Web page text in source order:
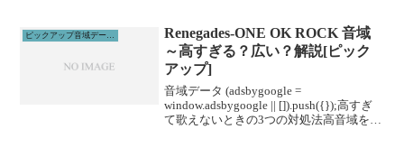
ルに通うこと...
Renegades-ONE OK ROCK 音域
～高すぎる？広い？解説[ピック
アップ]
音域データ (adsbygoogle =
window.adsbygoogle || []).push({});高すぎ
て歌えないときの3つの対処法高音域を広